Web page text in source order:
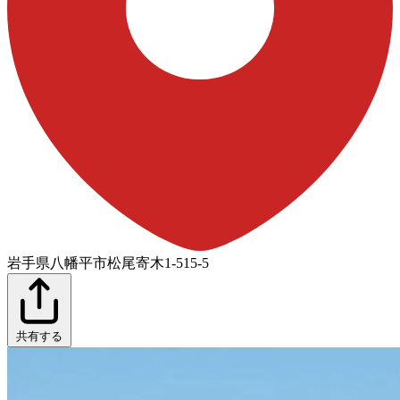
岩手県八幡平市松尾寄木1-515-5
共有する